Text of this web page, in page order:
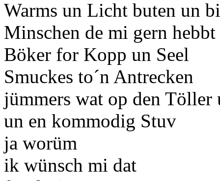
Warms un Licht buten un
Minschen de mi gern hebbt
Böker for Kopp un Seel
Smuckes to´n Antrecken
jümmers wat op den Töller
un en kommodig Stuv
ja worüm
ik wünsch mi dat